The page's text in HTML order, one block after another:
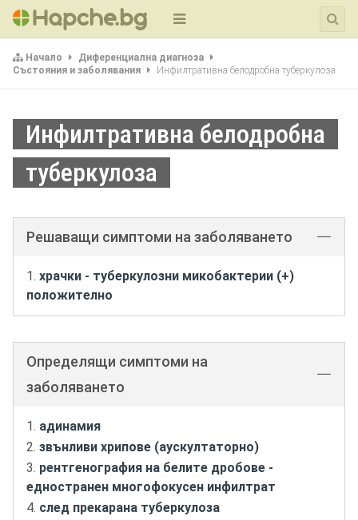
Начало
Диференциална диагноза
Състояния и заболявания
Инфилтративна белодробна туберкулоза
Инфилтративна белодробна
туберкулоза
Решаващи симптоми на заболяването
храчки - туберкулозни микобактерии (+)
положително
Определящи симптоми на
заболяването
адинамия
звънливи хрипове (аускултаторно)
рентгенография на белите дробове -
едностранен многофокусен инфилтрат
след прекарана туберкулоза